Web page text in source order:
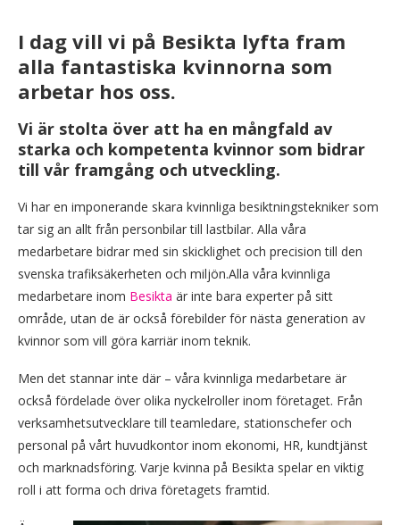
I dag vill vi på Besikta lyfta fram
alla fantastiska kvinnorna som
arbetar hos oss.
Vi är stolta över att ha en mångfald av
starka och kompetenta kvinnor som bidrar
till vår framgång och utveckling.
Vi har en imponerande skara kvinnliga besiktningstekniker som
tar sig an allt från personbilar till lastbilar. Alla våra
medarbetare bidrar med sin skicklighet och precision till den
svenska trafiksäkerheten och miljön.Alla våra kvinnliga
medarbetare inom Besikta är inte bara experter på sitt
område, utan de är också förebilder för nästa generation av
kvinnor som vill göra karriär inom teknik.
Men det stannar inte där – våra kvinnliga medarbetare är
också fördelade över olika nyckelroller inom företaget. Från
verksamhetsutvecklare till teamledare, stationschefer och
personal på vårt huvudkontor inom ekonomi, HR, kundtjänst
och marknadsföring. Varje kvinna på Besikta spelar en viktig
roll i att forma och driva företagets framtid.